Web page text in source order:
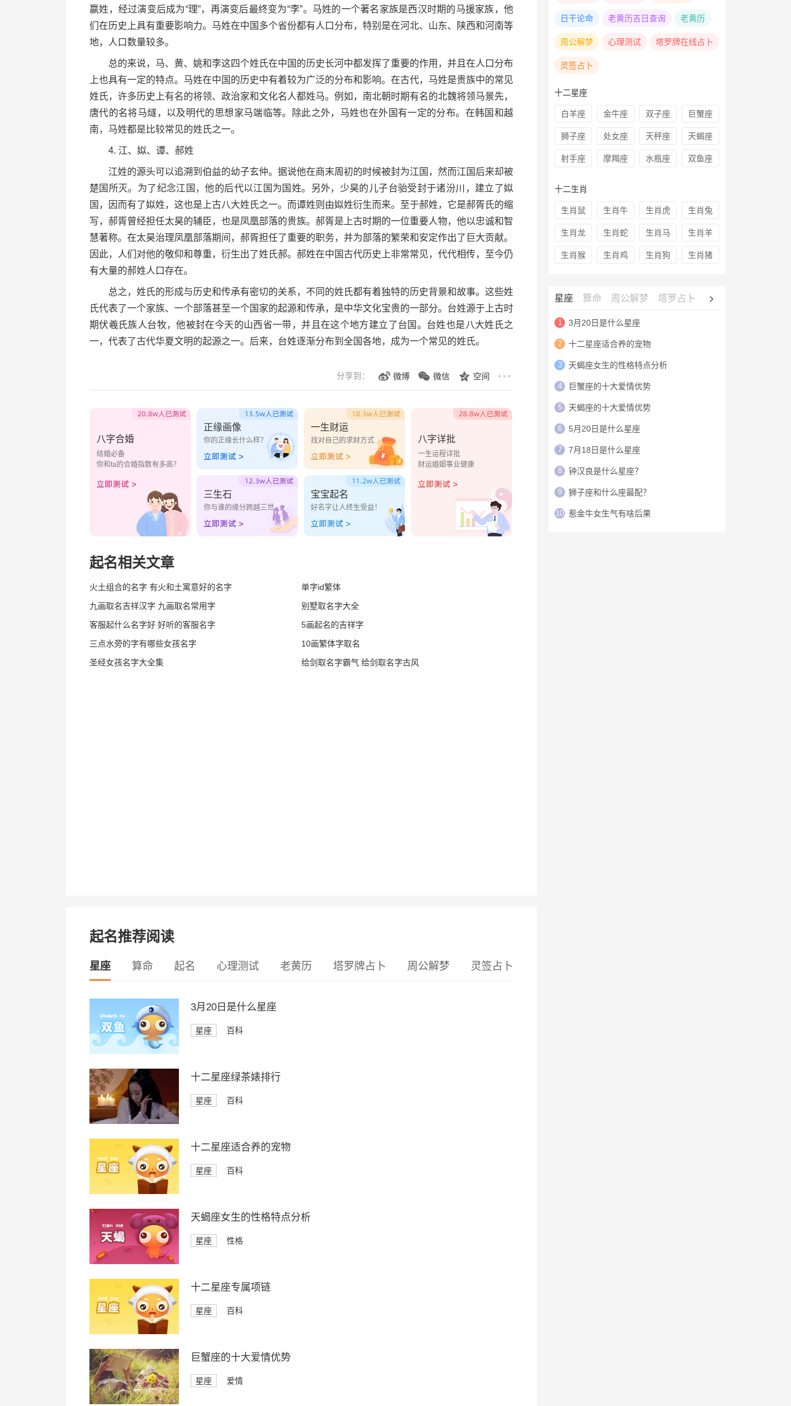
嬴姓，经过演变后成为“理”，再演变后最终变为“李”。马姓的一个著名家族是西汉时期的马援家族，他
们在历史上具有重要影响力。马姓在中国多个省份都有人口分布，特别是在河北、山东、陕西和河南等
地，人口数量较多。
总的来说，马、黄、姚和李这四个姓氏在中国的历史长河中都发挥了重要的作用，并且在人口分布
上也具有一定的特点。马姓在中国的历史中有着较为广泛的分布和影响。在古代，马姓是贵族中的常见
姓氏，许多历史上有名的将领、政治家和文化名人都姓马。例如，南北朝时期有名的北魏将领马景先，
唐代的名将马燧，以及明代的思想家马端临等。除此之外，马姓也在外国有一定的分布。在韩国和越
南，马姓都是比较常见的姓氏之一。
4. 江、姒、谭、郝姓
江姓的源头可以追溯到伯益的幼子玄仲。据说他在商末周初的时候被封为江国，然而江国后来却被
楚国所灭。为了纪念江国，他的后代以江国为国姓。另外，少昊的儿子台骀受封于诸汾川，建立了姒
国，因而有了姒姓，这也是上古八大姓氏之一。而谭姓则由姒姓衍生而来。至于郝姓，它是郝胥氏的缩
写，郝胥曾经担任太昊的辅臣，也是凤凰部落的贵族。郝胥是上古时期的一位重要人物，他以忠诚和智
慧著称。在太昊治理凤凰部落期间，郝胥担任了重要的职务，并为部落的繁荣和安定作出了巨大贡献。
因此，人们对他的敬仰和尊重，衍生出了姓氏郝。郝姓在中国古代历史上非常常见，代代相传，至今仍
有大量的郝姓人口存在。
总之，姓氏的形成与历史和传承有密切的关系，不同的姓氏都有着独特的历史背景和故事。这些姓
氏代表了一个家族、一个部落甚至一个国家的起源和传承，是中华文化宝贵的一部分。台姓源于上古时
期伏羲氏族人台牧，他被封在今天的山西省一带，并且在这个地方建立了台国。台姓也是八大姓氏之
一，代表了古代华夏文明的起源之一。后来，台姓逐渐分布到全国各地，成为一个常见的姓氏。
分享到： 微博 微信 空间
八字合婚
结婚必备
你和ta的合婚指数有多高？
正缘画像
你的正缘长什么样？
一生财运
找对自己的求财方式
三生石
你与谁的缘分跨越三世
宝宝起名
好名字让人终生受益！
八字详批
一生运程详批
财运婚姻事业健康
起名相关文章
火土组合的名字 有火和土寓意好的名字
单字id繁体
九画取名吉祥汉字 九画取名常用字
别墅取名字大全
客服起什么名字好 好听的客服名字
5画起名的吉祥字
三点水旁的字有哪些女孩名字
10画繁体字取名
圣经女孩名字大全集
给剑取名字霸气 给剑取名字古风
起名推荐阅读
星座 算命 起名 心理测试 老黄历 塔罗牌占卜 周公解梦 灵签占卜
3月20日是什么星座
星座 百科
十二星座绿茶婊排行
星座 百科
十二星座适合养的宠物
星座 百科
天蝎座女生的性格特点分析
星座 性格
十二星座专属项链
星座 百科
巨蟹座的十大爱情优势
星座 爱情
日干论命 老黄历吉日查询 老黄历
周公解梦 心理测试 塔罗牌在线占卜
灵签占卜
十二星座
白羊座 金牛座 双子座 巨蟹座
狮子座 处女座 天秤座 天蝎座
射手座 摩羯座 水瓶座 双鱼座
十二生肖
生肖鼠 生肖牛 生肖虎 生肖兔
生肖龙 生肖蛇 生肖马 生肖羊
生肖猴 生肖鸡 生肖狗 生肖猪
星座 算命 周公解梦 塔罗占卜 心理测试
1 3月20日是什么星座
2 十二星座适合养的宠物
3 天蝎座女生的性格特点分析
4 巨蟹座的十大爱情优势
5 天蝎座的十大爱情优势
6 5月20日是什么星座
7 7月18日是什么星座
8 钟汉良是什么星座？
9 狮子座和什么座最配？
10 惹金牛女生气有啥后果